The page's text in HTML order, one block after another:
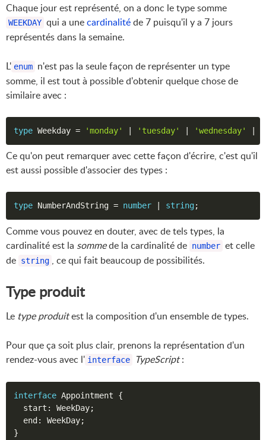
Chaque jour est représenté, on a donc le type somme
WEEKDAY qui a unecardinalitéde 7 puisqu'il y a 7 jours
représentés dans la semaine.
L' enum n'est pas la seule façon de représenter un type
somme, il est tout à possible d'obtenir quelque chose de
similaire avec :
type Weekday = 'monday' | 'tuesday' | 'wednesday' |
Ce qu'on peut remarquer avec cette façon d'écrire, c'est qu'il
est aussi possible d'associer des types :
type NumberAndString = number string;
Comme vous pouvez en douter, avec de tels types, la
cardinalité est la sommede la cardinalité de number et celle
de string , ce qui fait beaucoup de possibilités.
Type produit
Le type produitest la composition d'un ensemble de types.
Pour que ça soit plus clair, prenons la représentation d'un
rendez-vous avec l' interface TypeScript:
interface Appointment
{
  start
: WeekDay;
  end
: WeekDay;
}